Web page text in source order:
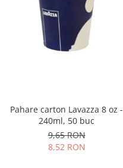
Pahare carton Lavazza 8 oz -
240ml, 50 buc
9,65 RON
8,52 RON